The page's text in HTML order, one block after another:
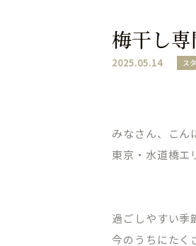
梅干し
2025.05.14 ス
みなさん、こん
東京・水道橋エ
過ごしやすい季
今のうちにたく